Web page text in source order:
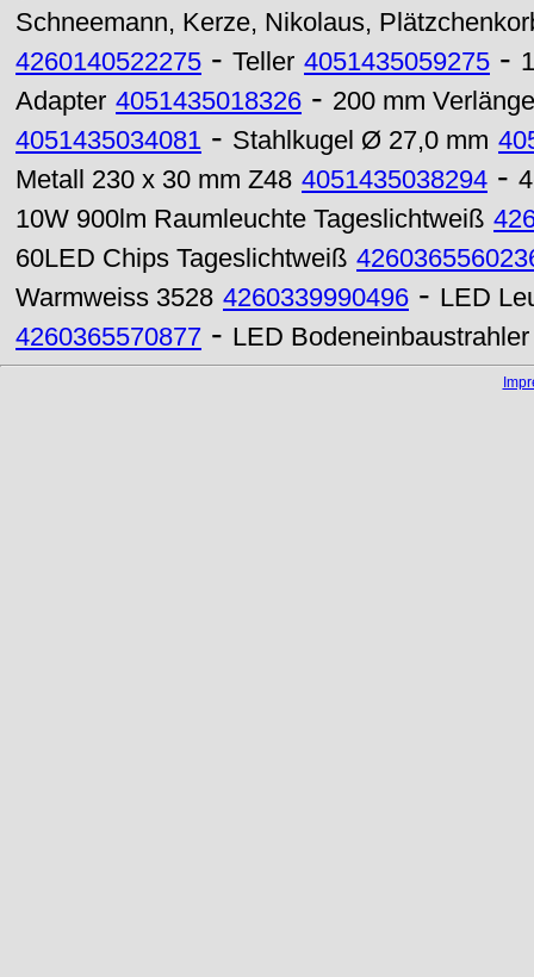
Schneemann, Kerze, Nikolaus,
4260140522275 - Teller 4051435059275 -
Adapter 4051435018326 - 200 mm
4051435034081 - Stahlkugel Ø 27,0 mm
Metall 230 x 30 mm Z48 4051435038294 -
10W 900lm Raumleuchte Tageslichtweiß
60LED Chips Tageslichtweiß
Warmweiss 3528 4260339990496 - LED
4260365570877 - LED